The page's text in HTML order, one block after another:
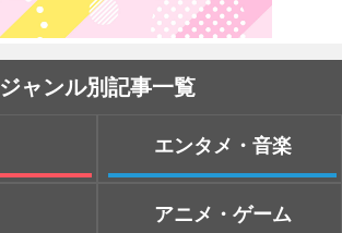
ジャンル別記事一覧
エンタメ・音楽
アニメ・ゲーム